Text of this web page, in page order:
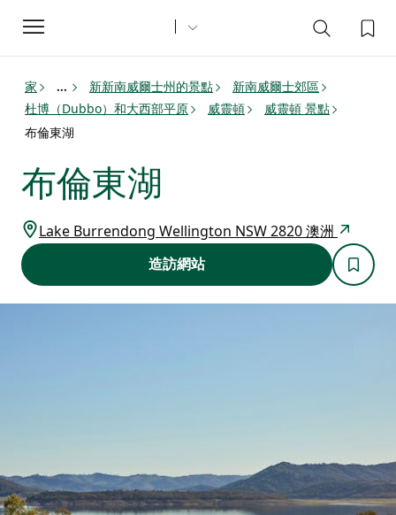
Toggle
navigation
家 ... 新新南威爾士州的景點
新南威爾士郊區
杜博（Dubbo）和大西部平原
威靈頓
威靈頓 景點
布倫東湖
布倫東湖
Lake Burrendong Wellington NSW 2820 澳洲
造訪網站